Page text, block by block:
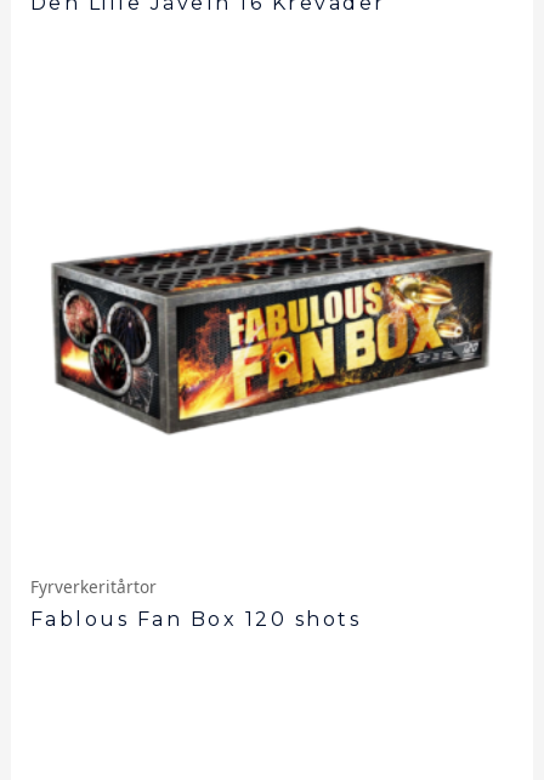
Fyrverkeritårtor
Fablous Fan Box 120 shots